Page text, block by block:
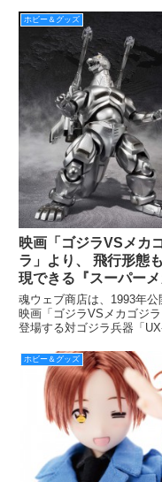
ホビー＆グッズ
映画「ゴジラVSメカ
ラ」より、 飛行形態
現できる『スーパー
ジラ』を立体化！
魂ウェブ商店は、1993年公
映画「ゴジラVSメカゴジラ
登場する対ゴジラ兵器「
が合体した「スーパーメカ
ラ」のフィギュア
『S.H.MonsterArts スーパ
ゴジラ』の予約受付を開
ホビー＆グッズ